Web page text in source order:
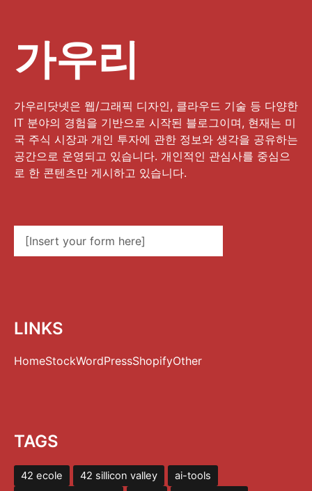
가우리
가우리닷넷은 웹/그래픽 디자인, 클라우드 기술 등 다양한
IT 분야의 경험을 기반으로 시작된 블로그이며, 현재는 미
국 주식 시장과 개인 투자에 관한 정보와 생각을 공유하는
공간으로 운영되고 있습니다. 개인적인 관심사를 중심으
로 한 콘텐츠만 게시하고 있습니다.
[Insert your form here]
LINKS
HomeStockWordPressShopifyOther
TAGS
42 ecole 42 sillicon valley
ai-tools